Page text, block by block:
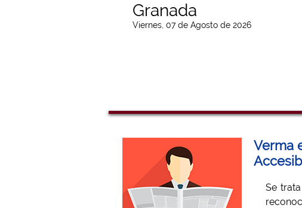
Granada
Viernes, 07 de Agosto de 2026
Verma
Se